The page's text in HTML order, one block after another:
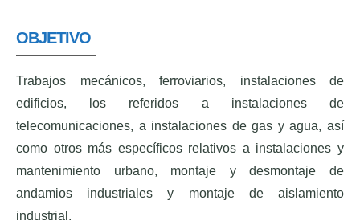
OBJETIVO
Trabajos mecánicos, ferroviarios, instalaciones de
edificios, los referidos a instalaciones de
telecomunicaciones, a instalaciones de gas y agua, así
como otros más específicos relativos a instalaciones y
mantenimiento urbano, montaje y desmontaje de
andamios industriales y montaje de aislamiento
industrial.